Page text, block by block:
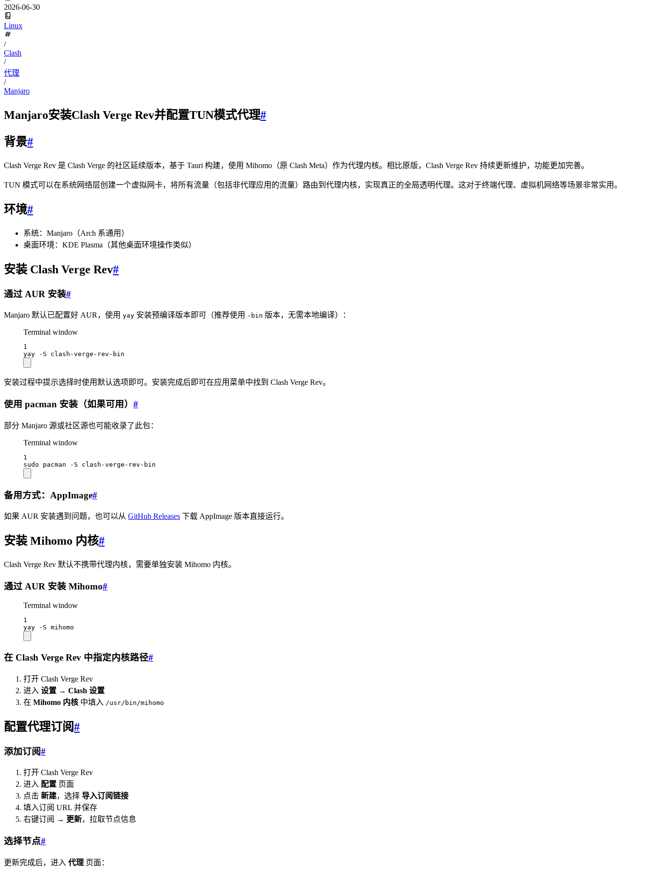
2026-06-30
Linux
/
Clash
/
代理
/
Manjaro
Manjaro安装Clash Verge Rev并配置TUN模式代理#
背景#
Clash Verge Rev 是 Clash Verge 的社区延续版本，基于 Tauri 构建，使用 Mihomo（原 Clash Meta）作为代理内核。相比原版，Clash Verge Rev 持续更新维护，功能更加完善。
TUN 模式可以在系统网络层创建一个虚拟网卡，将所有流量（包括非代理应用的流量）路由到代理内核，实现真正的全局透明代理。这对于终端代理、虚拟机网络等场景非常实用。
环境#
系统：Manjaro（Arch 系通用）
桌面环境：KDE Plasma（其他桌面环境操作类似）
安装 Clash Verge Rev#
通过 AUR 安装#
Manjaro 默认已配置好 AUR，使用 yay 安装预编译版本即可（推荐使用 -bin 版本，无需本地编译）：
Terminal window
1
yay
-S clash-verge-rev-bin
安装过程中提示选择时使用默认选项即可。安装完成后即可在应用菜单中找到 Clash Verge Rev。
使用 pacman 安装（如果可用） #
部分 Manjaro 源或社区源也可能收录了此包：
Terminal window
1
sudo
pacman -S clash-verge-rev-bin
备用方式：AppImage#
如果 AUR 安装遇到问题，也可以从 GitHub Releases 下载 AppImage 版本直接运行。
安装 Mihomo 内核#
Clash Verge Rev 默认不携带代理内核，需要单独安装 Mihomo 内核。
通过 AUR 安装 Mihomo#
Terminal window
1
yay
-S mihomo
在 Clash Verge Rev 中指定内核路径#
打开 Clash Verge Rev
进入 设置 → Clash 设置
在 Mihomo 内核 中填入 /usr/bin/mihomo
配置代理订阅#
添加订阅#
打开 Clash Verge Rev
进入 配置 页面
点击 新建，选择 导入订阅链接
填入订阅 URL 并保存
右键订阅 → 更新，拉取节点信息
选择节点#
更新完成后，进入 代理 页面：